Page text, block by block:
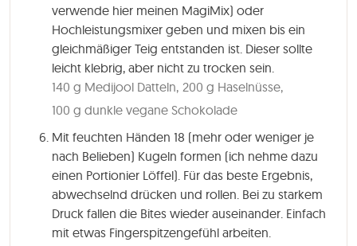
verwende hier meinen MagiMix) oder
Hochleistungsmixer geben und mixen bis ein
gleichmäßiger Teig entstanden ist. Dieser sollte
leicht klebrig, aber nicht zu trocken sein.
140 g Medijool Datteln, 200 g Haselnüsse,
100 g dunkle vegane Schokolade
Mit feuchten Händen 18 (mehr oder weniger je
nach Belieben) Kugeln formen (ich nehme dazu
einen Portionier Löffel). Für das beste Ergebnis,
abwechselnd drücken und rollen. Bei zu starkem
Druck fallen die Bites wieder auseinander. Einfach
mit etwas Fingerspitzengefühl arbeiten.